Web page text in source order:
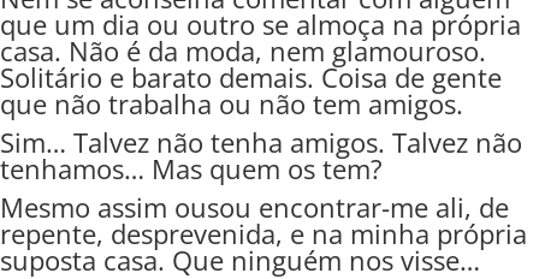
que um dia ou outro se almoça na própria
casa. Não é da moda, nem glamouroso.
Solitário e barato demais. Coisa de gente
que não trabalha ou não tem amigos.
Sim… Talvez não tenha amigos. Talvez não
tenhamos… Mas quem os tem?
Mesmo assim ousou encontrar-me ali, de
repente, desprevenida, e na minha própria
suposta casa. Que ninguém nos visse…